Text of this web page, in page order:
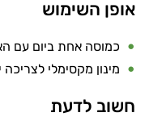
אופן השימוש
כמוסה אחת ביום עם
מינון מקסימלי לצריכה יומית: 2
חשוב לדעת